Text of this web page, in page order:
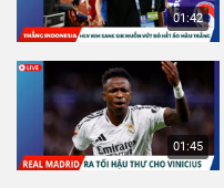
01:42
01:45